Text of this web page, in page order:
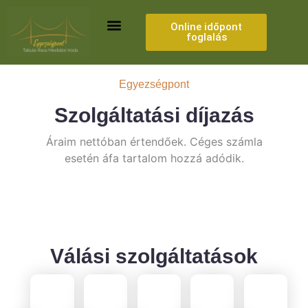
content
Online időpont
foglalás
Egyezségpont
Szolgáltatási díjazás
Áraim nettóban értendőek. Céges számla
esetén áfa tartalom hozzá adódik.
Válási szolgáltatások